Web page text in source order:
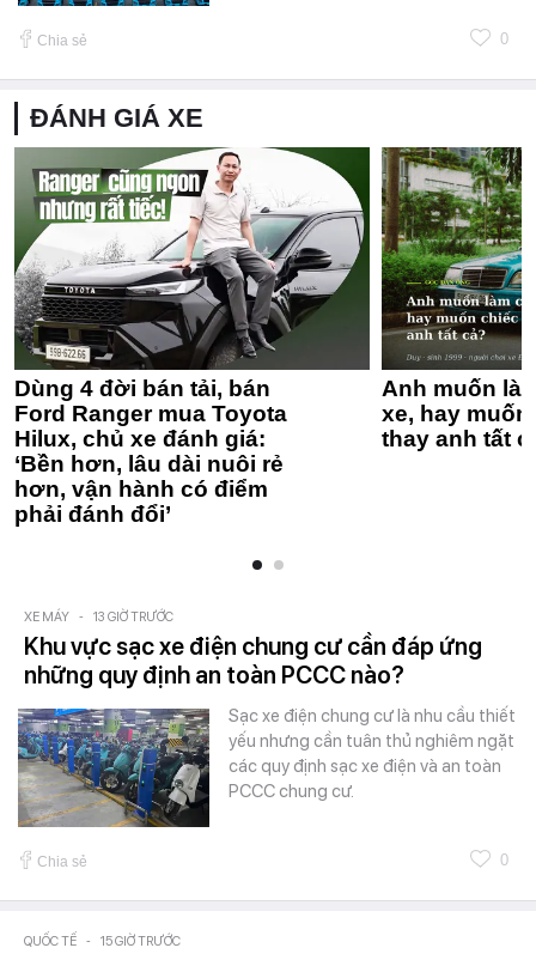
Chia sẻ 0
ĐÁNH GIÁ XE
Dùng 4 đời bán tải, bán
Ford Ranger mua Toyota
Hilux, chủ xe đánh giá:
‘Bền hơn, lâu dài nuôi rẻ
hơn, vận hành có điểm
phải đánh đổi’
Anh muốn
xe, hay
thay anh tất
XE MÁY - 13 GIỜ TRƯỚC
Khu vực sạc xe điện chung cư cần đáp ứng
những quy định an toàn PCCC nào?
Sạc xe điện chung cư là nhu cầu thiết
yếu nhưng cần tuân thủ nghiêm ngặt
các quy định sạc xe điện và an toàn
PCCC chung cư.
Chia sẻ 0
QUỐC TẾ - 15 GIỜ TRƯỚC